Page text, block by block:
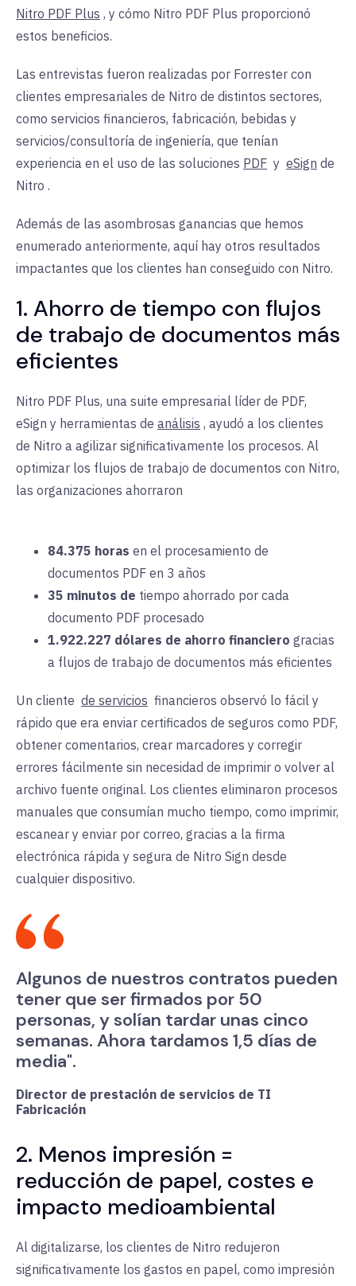
Nitro PDF Plus , y cómo Nitro PDF Plus proporcionó
estos beneficios.
Las entrevistas fueron realizadas por Forrester con
clientes empresariales de Nitro de distintos sectores,
como servicios financieros, fabricación, bebidas y
servicios/consultoría de ingeniería, que tenían
experiencia en el uso de las soluciones PDF y eSign de
Nitro .
Además de las asombrosas ganancias que hemos
enumerado anteriormente, aquí hay otros resultados
impactantes que los clientes han conseguido con Nitro.
1. Ahorro de tiempo con flujos
de trabajo de documentos más
eficientes
Nitro PDF Plus, una suite empresarial líder de PDF,
eSign y herramientas de análisis , ayudó a los clientes
de Nitro a agilizar significativamente los procesos. Al
optimizar los flujos de trabajo de documentos con Nitro,
las organizaciones ahorraron
84.375 horas en el procesamiento de
documentos PDF en 3 años
35 minutos de tiempo ahorrado por cada
documento PDF procesado
1.922.227 dólares de ahorro financiero gracias
a flujos de trabajo de documentos más eficientes
Un cliente de servicios financieros observó lo fácil y
rápido que era enviar certificados de seguros como PDF,
obtener comentarios, crear marcadores y corregir
errores fácilmente sin necesidad de imprimir o volver al
archivo fuente original. Los clientes eliminaron procesos
manuales que consumían mucho tiempo, como imprimir,
escanear y enviar por correo, gracias a la firma
electrónica rápida y segura de Nitro Sign desde
cualquier dispositivo.
Algunos de nuestros contratos pueden
tener que ser firmados por 50
personas, y solían tardar unas cinco
semanas. Ahora tardamos 1,5 días de
media".
Director de prestación de servicios de TI
Fabricación
2. Menos impresión =
reducción de papel, costes e
impacto medioambiental
Al digitalizarse, los clientes de Nitro redujeron
significativamente los gastos en papel, como impresión